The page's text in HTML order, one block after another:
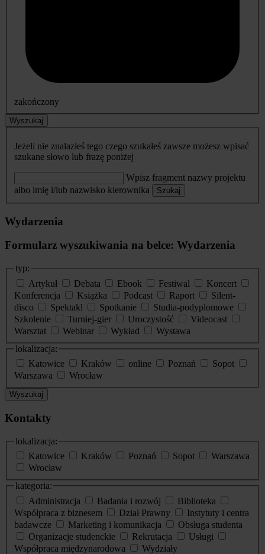
zakończony
Wyszukaj
Jeżeli nie znalazłeś tego czego szukałeś zawsze możesz wpisać
szukane słowo lub frazę poniżej
Wpisz fragment nazwy projektu
albo imię i/lub nazwisko kierownika
Szukaj
Wydarzenia
Formularz wyszukiwania na belce: Wydarzenia
typ:
Artykuł
Debata Ebook Festiwal
Koncert
Konferencja
Książka Podcast Raport
Silent-
disco
Spektakl Spotkanie
Studia-podyplomowe
Szkolenie
Turniej-gier Uroczystość
Videocast
Warsztat
Webinar Wykład
Wystawa
lokalizacja:
Katowice
Kraków online Poznań
Sopot
Warszawa
Wrocław
Wyszukaj
Kontakty
lokalizacja:
Katowice
Kraków Poznań Sopot
Warszawa
Wrocław
kategoria:
Administracja
Badania i rozwój
Biblioteka
Współpraca z biznesem
Dział Prawny
Instytuty i centra
badawcze
Marketing i komunikacja
Obsługa studenta
Organizacje studenckie
Rekrutacja
Usługi
Współpraca międzynarodowa
Wydziały